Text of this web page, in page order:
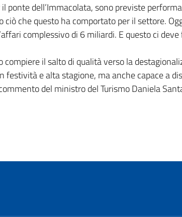
ponte dell’Immacolata, sono previste
che questo ha comportato per il settore.
complessivo di 6 miliardi. E questo ci
il salto di qualità verso la
e alta stagione, ma anche capace a
del ministro del Turismo Daniela